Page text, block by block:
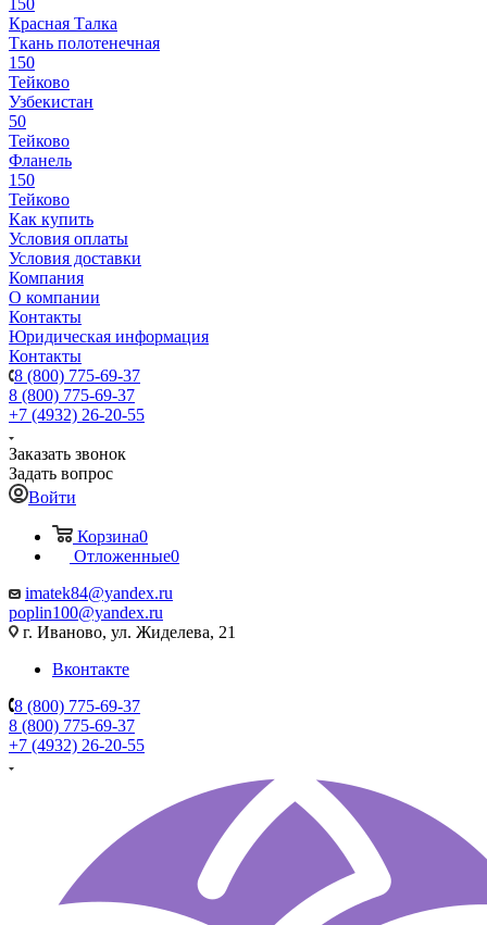
150
Красная Талка
Ткань полотенечная
150
Тейково
Узбекистан
50
Тейково
Фланель
150
Тейково
Как купить
Условия оплаты
Условия доставки
Компания
О компании
Контакты
Юридическая информация
Контакты
8 (800) 775-69-37
8 (800) 775-69-37
+7 (4932) 26-20-55
Заказать звонок
Задать вопрос
Войти
Корзина0
Отложенные0
imatek84@yandex.ru
poplin100@yandex.ru
г. Иваново, ул. Жиделева, 21
Вконтакте
8 (800) 775-69-37
8 (800) 775-69-37
+7 (4932) 26-20-55